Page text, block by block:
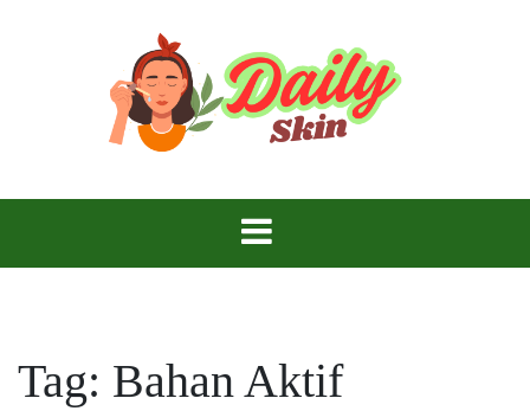
Daily Skin
Tag: Bahan Aktif